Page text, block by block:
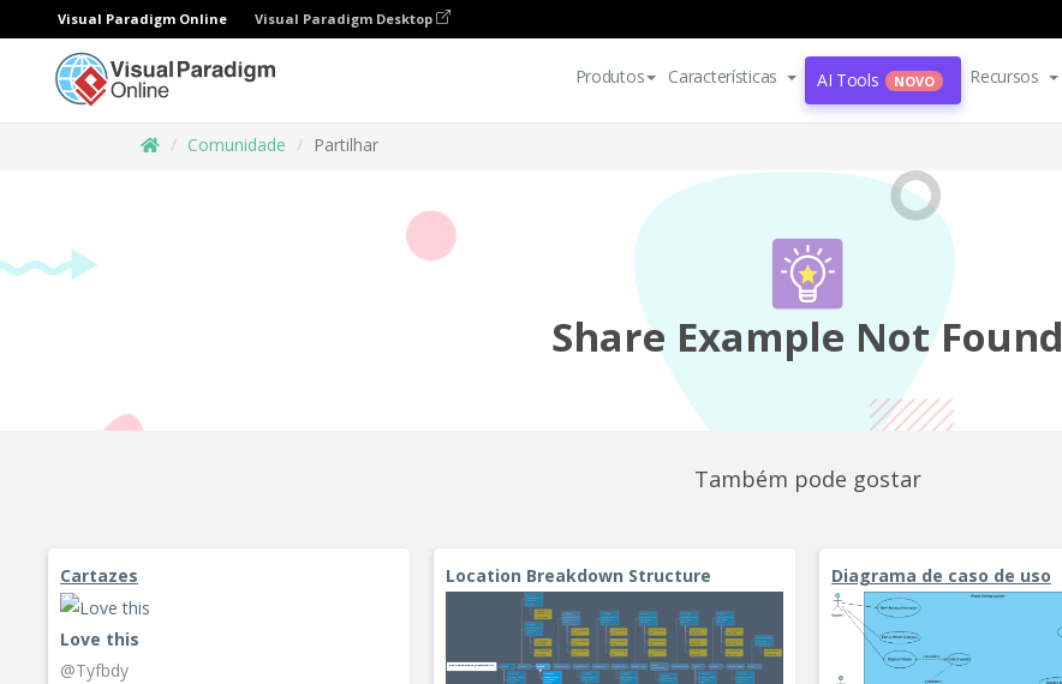
Visual Paradigm Online Visual Paradigm Desktop
Produtos Características AI Tools NOVO Recursos
Comunidade Partilhar
Share Example Not Found
Também pode gostar
Cartazes
Love this
@Tyfbdy
Location Breakdown Structure Diagrama de caso de uso